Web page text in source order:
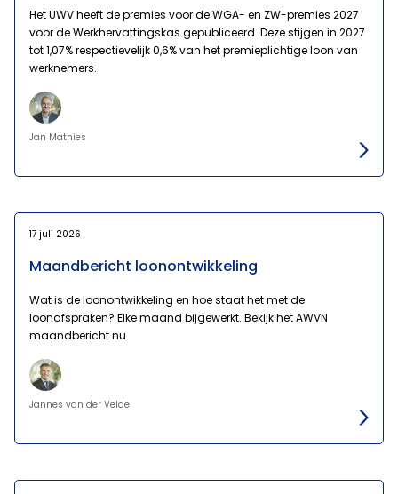
Het UWV heeft de premies voor de WGA- en ZW-premies 2027
voor de Werkhervattingskas gepubliceerd. Deze stijgen in 2027
tot 1,07% respectievelijk 0,6% van het premieplichtige loon van
werknemers.
Jan Mathies
17 juli 2026
Maandbericht loonontwikkeling
Wat is de loonontwikkeling en hoe staat het met de
loonafspraken? Elke maand bijgewerkt. Bekijk het AWVN
maandbericht nu.
Jannes van der Velde